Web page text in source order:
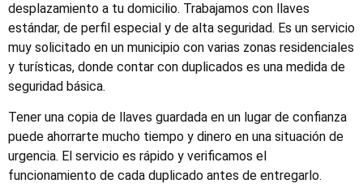
desplazamiento a tu domicilio. Trabajamos con llaves
estándar, de perfil especial y de alta seguridad. Es un servicio
muy solicitado en un municipio con varias zonas residenciales
y turísticas, donde contar con duplicados es una medida de
seguridad básica.
Tener una copia de llaves guardada en un lugar de confianza
puede ahorrarte mucho tiempo y dinero en una situación de
urgencia. El servicio es rápido y verificamos el
funcionamiento de cada duplicado antes de entregarlo.